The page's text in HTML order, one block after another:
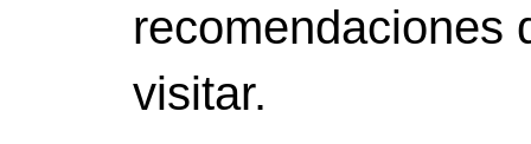
recomendaciones
visitar.